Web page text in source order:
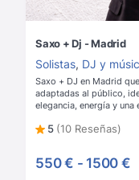
Saxo + Dj - Madrid
Solistas, DJ y
Saxo + DJ en Madrid
adaptadas al público,
elegancia, energía y
5 (10 Reseñas)
550 € - 1500 €